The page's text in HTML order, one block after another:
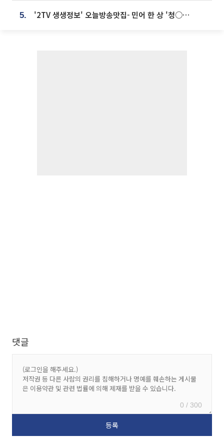
5. '2TV 생생정보' 오늘방송맛집- 민어 한 상 '청○○○' vs 전복 한 상 '명○'
댓글
0 / 300